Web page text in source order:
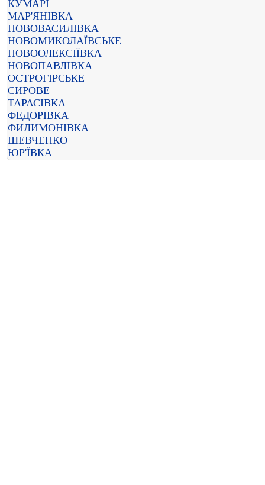
КУМАРІ
МАР'ЯНІВКА
НОВОВАСИЛІВКА
НОВОМИКОЛАЇВСЬКЕ
НОВООЛЕКСІЇВКА
НОВОПАВЛІВКА
ОСТРОГІРСЬКЕ
СИРОВЕ
ТАРАСІВКА
ФЕДОРІВКА
ФИЛИМОНІВКА
ШЕВЧЕНКО
ЮР'ЇВКА